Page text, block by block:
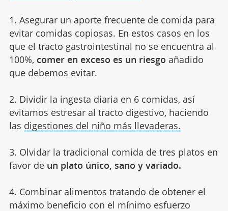
1. Asegurar un aporte frecuente de comida para
evitar comidas copiosas. En estos casos en los
que el tracto gastrointestinal no se encuentra al
100%, comer en exceso es un riesgo añadido
que debemos evitar.
2. Dividir la ingesta diaria en 6 comidas, así
evitamos estresar al tracto digestivo, haciendo
las digestiones del niño más llevaderas.
3. Olvidar la tradicional comida de tres platos en
favor de un plato único, sano y variado.
4. Combinar alimentos tratando de obtener el
máximo beneficio con el mínimo esfuerzo